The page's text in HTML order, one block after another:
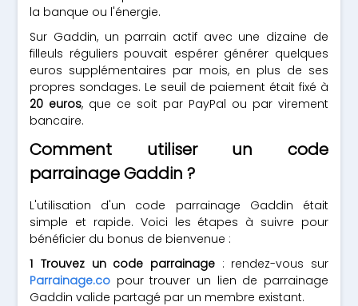
la banque ou l'énergie.
Sur Gaddin, un parrain actif avec une dizaine de
filleuls réguliers pouvait espérer générer quelques
euros supplémentaires par mois, en plus de ses
propres sondages. Le seuil de paiement était fixé à
20 euros, que ce soit par PayPal ou par virement
bancaire.
Comment utiliser un code
parrainage Gaddin ?
L'utilisation d'un code parrainage Gaddin était
simple et rapide. Voici les étapes à suivre pour
bénéficier du bonus de bienvenue :
Trouvez un code parrainage : rendez-vous sur
Parrainage.co pour trouver un lien de parrainage
Gaddin valide partagé par un membre existant.